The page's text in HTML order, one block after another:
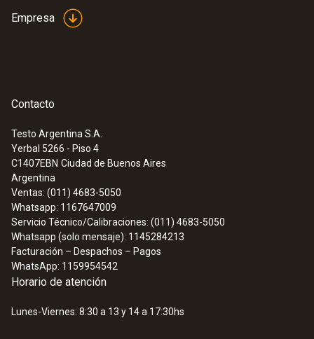
Empresa
Contacto
Testo Argentina S.A.
Yerbal 5266 - Piso 4
C1407EBN Ciudad de Buenos Aires
Argentina
Ventas: (011) 4683-5050
Whatsapp: 1167647009
Servicio Técnico/Calibraciones: (011) 4683-5050
Whatsapp (solo mensaje): 1145284213
Facturación – Despachos – Pagos
WhatsApp: 1159954542
Horario de atención
Lunes-Viernes: 8:30 a 13 y 14 a 17:30hs